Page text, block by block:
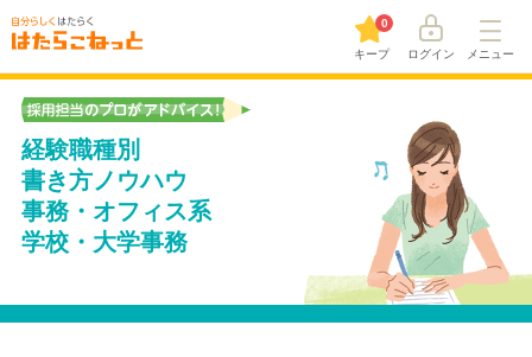
キープ
0
ログイン メニュー
経験職種別
書き方ノウハウ
事務・オフィス系
学校・大学事務